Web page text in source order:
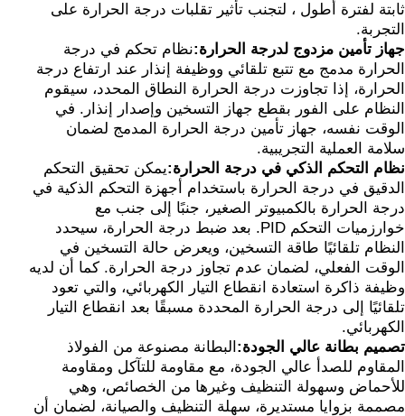
ثابتة لفترة أطول ، لتجنب تأثير تقلبات درجة الحرارة على
التجربة.
جهاز تأمين مزدوج لدرجة الحرارة:نظام تحكم في درجة
الحرارة مدمج مع تتبع تلقائي ووظيفة إنذار عند ارتفاع درجة
الحرارة، إذا تجاوزت درجة الحرارة النطاق المحدد، سيقوم
النظام على الفور بقطع جهاز التسخين وإصدار إنذار. في
الوقت نفسه، جهاز تأمين درجة الحرارة المدمج لضمان
سلامة العملية التجريبية.
نظام التحكم الذكي في درجة الحرارة:يمكن تحقيق التحكم
الدقيق في درجة الحرارة باستخدام أجهزة التحكم الذكية في
درجة الحرارة بالكمبيوتر الصغير، جنبًا إلى جنب مع
خوارزميات التحكم PID. بعد ضبط درجة الحرارة، سيحدد
النظام تلقائيًا طاقة التسخين، ويعرض حالة التسخين في
الوقت الفعلي، لضمان عدم تجاوز درجة الحرارة. كما أن لديه
وظيفة ذاكرة استعادة انقطاع التيار الكهربائي، والتي تعود
تلقائيًا إلى درجة الحرارة المحددة مسبقًا بعد انقطاع التيار
الكهربائي.
تصميم بطانة عالي الجودة: البطانة مصنوعة من الفولاذ
المقاوم للصدأ عالي الجودة، مع مقاومة للتآكل ومقاومة
للأحماض وسهولة التنظيف وغيرها من الخصائص، وهي
مصممة بزوايا مستديرة، سهلة التنظيف والصيانة، لضمان أن